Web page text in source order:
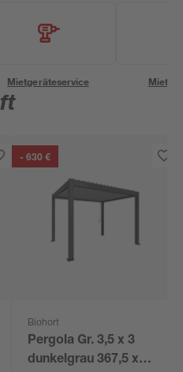
Mietgeräteservice
- 630 €
Biohort
Pergola Gr. 3,5 x 3
dunkelgrau 367,5 x